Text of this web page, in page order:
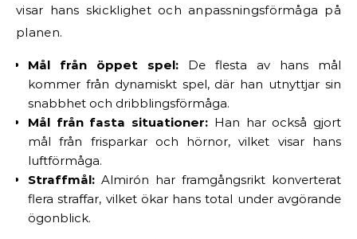
visar hans skicklighet och anpassningsförmåga på
planen.
Mål från öppet spel: De flesta av hans mål
kommer från dynamiskt spel, där han utnyttjar sin
snabbhet och dribblingsförmåga.
Mål från fasta situationer: Han har också gjort
mål från frisparkar och hörnor, vilket visar hans
luftförmåga.
Straffmål: Almirón har framgångsrikt konverterat
flera straffar, vilket ökar hans total under avgörande
ögonblick.